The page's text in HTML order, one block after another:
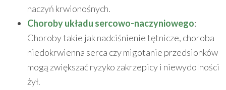
naczyń krwionośnych.
Choroby układu sercowo-naczyniowego:
Choroby takie jak nadciśnienie tętnicze, choroba
niedokrwienna serca czy migotanie przedsionków
mogą zwiększać ryzyko zakrzepicy i niewydolności
żył.